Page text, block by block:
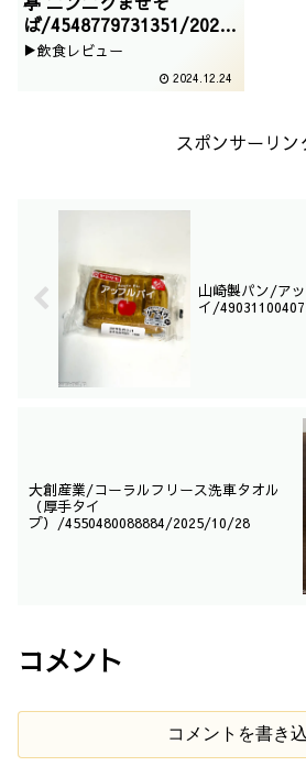
ば/4548779731351/2024
/10/04
▶飲食レビュー
2024.12.24
スポンサーリン
山崎製パン/ア
イ/
大創産業/コーラルフリース洗車タオル
（厚手タイ
プ）/4550480088884/2025/10/28
コメント
コメントを書き